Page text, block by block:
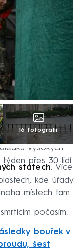
16 fotografií
vysokých
přes 30 lidí.
státech. Více
kde úřady
místech tam
počasím.
bouřek v
šest